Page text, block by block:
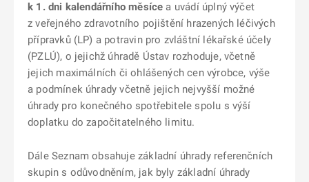
k 1. dni kalendářního měsíce a uvádí úplný výčet
z veřejného zdravotního pojištění hrazených léčivých
přípravků (LP) a potravin pro zvláštní lékařské účely
(PZLÚ), o jejichž úhradě Ústav rozhoduje, včetně
jejich maximálních či ohlášených cen výrobce, výše
a podmínek úhrady včetně jejich nejvyšší možné
úhrady pro konečného spotřebitele spolu s výší
doplatku do započitatelného limitu.
Dále Seznam obsahuje základní úhrady referenčních
skupin s odůvodněním, jak byly základní úhrady